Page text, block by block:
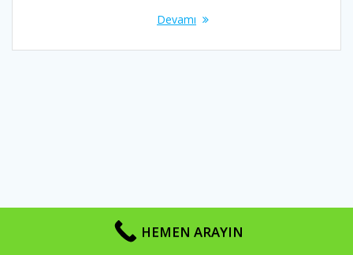
Devamı
BURSA ÇEKİCİ 2026 © Telif Hakları Saklıdır | Sayfa Tasarım ve SEO
HEMEN ARAYIN